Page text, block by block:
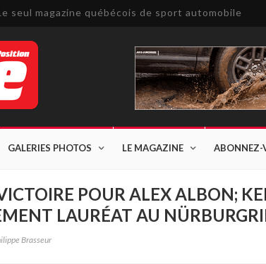
seul magazine québécois de sport automobile
GALERIES PHOTOS LE MAGAZINE ABONNEZ-
POUR ALEX ALBON;
LAURÉAT AU
Brasseur